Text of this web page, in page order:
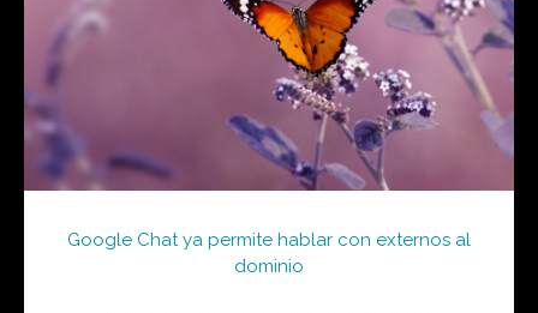
Google Chat ya permite hablar con externos al
dominio